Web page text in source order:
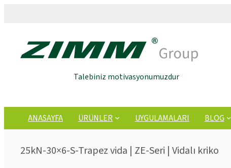
Talebiniz motivasyonumuzdur
ANASAYFA ÜRÜNLER UYGULAMALARI BLOG
25kN-30×6-S-Trapez vida | ZE-Seri | Vidalı kriko